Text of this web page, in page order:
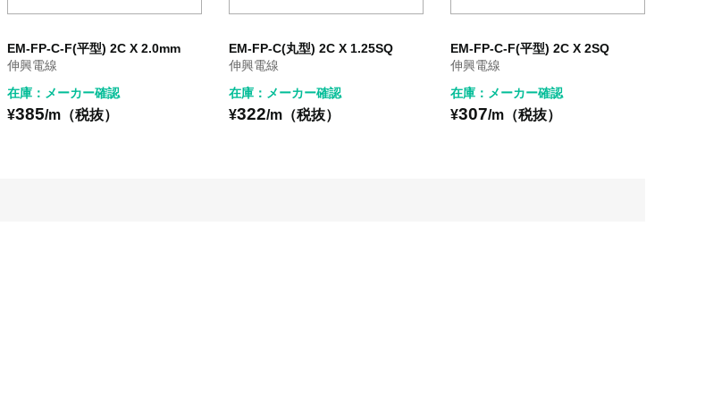
EM-FP-C-F(平型) 2C X 2.0mm
伸興電線
在庫：メーカー確認
¥385/m（税抜）
EM-FP-C(丸型) 2C X 1.25SQ
伸興電線
在庫：メーカー確認
¥322/m（税抜）
EM-FP-C-F(平型) 2C X 2SQ
伸興電線
在庫：メーカー確認
¥307/m（税抜）